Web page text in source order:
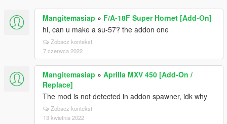
Mangitemasiap » F/A-18F Super Hornet [Add-On]
hi, can u make a su-57? the addon one
Zobacz kontekst
7 czerwca 2022
Mangitemasiap » Aprilla MXV 450 [Add-On /
Replace]
The mod is not detected in addon spawner, idk why
Zobacz kontekst
13 kwietnia 2022